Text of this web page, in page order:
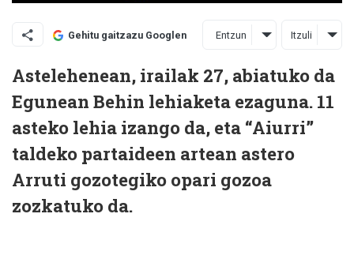
Gehitu gaitzazu Googlen Entzun Itzuli
Astelehenean, irailak 27, abiatuko da
Egunean Behin lehiaketa ezaguna. 11
asteko lehia izango da, eta “Aiurri”
taldeko partaideen artean astero
Arruti gozotegiko opari gozoa
zozkatuko da.